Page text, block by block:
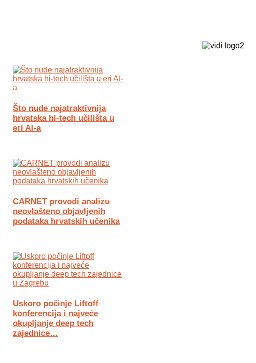
Što nude najatraktivnija
hrvatska hi-tech učilišta u
eri AI-a
CARNET provodi analizu
neovlašteno objavljenih
podataka hrvatskih učenika
Uskoro počinje Liftoff
konferencija i najveće
okupljanje deep tech
zajednice…